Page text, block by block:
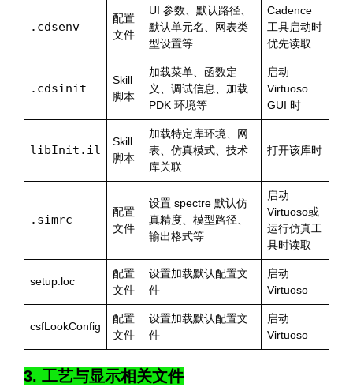
.cdsenv
配置
文件
UI 参数、默认路径、
默认单元名、网表类
型设置等
Cadence
工具启动时
优先读取
.cdsinit
Skill
脚本
加载菜单、函数定
义、调试信息、加载
PDK 环境等
启动
Virtuoso
GUI 时
libInit.il
Skill
脚本
加载特定库环境、网
表、仿真模式、技术
库关联
打开该库时
.simrc
配置
文件
设置 spectre 默认仿
真精度、模型路径、
输出格式等
启动
Virtuoso或
运行仿真工
具时读取
setup.loc
配置
文件
设置加载默认配置文
件
启动
Virtuoso
csfLookConfig
配置
文件
设置加载默认配置文
件
启动
Virtuoso
3. 工艺与显示相关文件